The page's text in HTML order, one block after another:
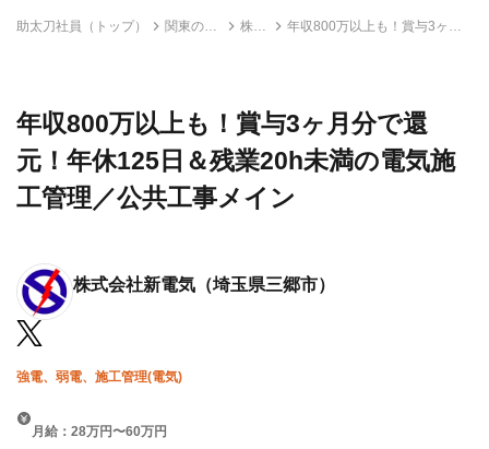
助太刀社員（トップ）
関東の建
株式
年収800万以上も！賞与3ヶ月
年収800万以上も！賞与3ヶ月分で還
元！年休125日＆残業20h未満の電気施
工管理／公共工事メイン
株式会社新電気 （埼玉県三郷市）
強電、弱電、施工管理(電気)
月給：28万円〜60万円